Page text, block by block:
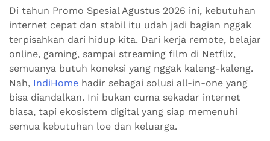
Di tahun Promo Spesial Agustus 2026 ini, kebutuhan
internet cepat dan stabil itu udah jadi bagian nggak
terpisahkan dari hidup kita. Dari kerja remote, belajar
online, gaming, sampai streaming film di Netflix,
semuanya butuh koneksi yang nggak kaleng-kaleng.
Nah, IndiHome hadir sebagai solusi all-in-one yang
bisa diandalkan. Ini bukan cuma sekadar internet
biasa, tapi ekosistem digital yang siap memenuhi
semua kebutuhan loe dan keluarga.